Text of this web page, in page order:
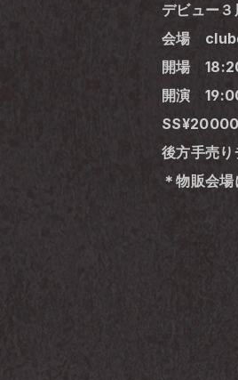
デビュー３
会場　
開場　
開演　
後方手売
＊物販会